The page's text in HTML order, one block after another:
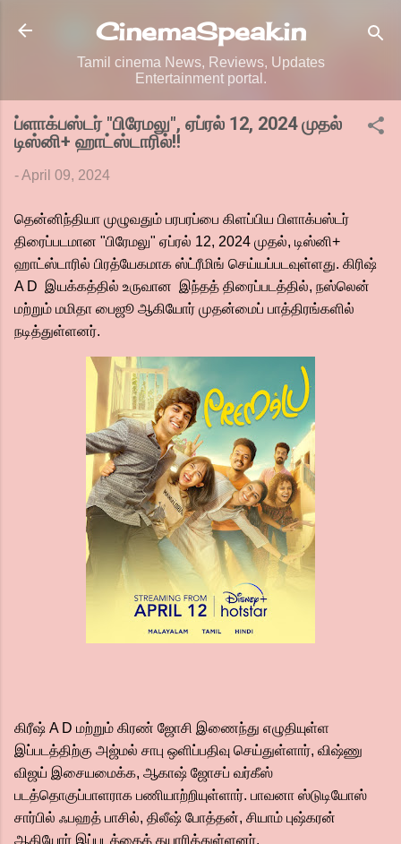
Skip to main content
CinemaSpeak.in
Tamil cinema News, Reviews, Updates
Entertainment portal.
ப்ளாக்பஸ்டர் "பிரேமலு", ஏப்ரல் 12, 2024 முதல்
டிஸ்னி+ ஹாட்ஸ்டாரில்!!
-April 09, 2024
தென்னிந்தியா முழுவதும் பரபரப்பை கிளப்பிய பிளாக்பஸ்டர்
திரைப்படமான "பிரேமலு" ஏப்ரல் 12, 2024 முதல், டிஸ்னி+
ஹாட்ஸ்டாரில் பிரத்யேகமாக ஸ்ட்ரீமிங் செய்யப்படவுள்ளது. கிரிஷ்
A D இயக்கத்தில் உருவான இந்தத் திரைப்படத்தில், நஸ்லென்
மற்றும் மமிதா பைஜூ ஆகியோர் முதன்மைப் பாத்திரங்களில்
நடித்துள்ளனர்.
கிரீஷ் A D மற்றும் கிரண் ஜோசி இணைந்து எழுதியுள்ள
இப்படத்திற்கு அஜ்மல் சாபு ஒளிப்பதிவு செய்துள்ளார், விஷ்ணு
விஜய் இசையமைக்க, ஆகாஷ் ஜோசப் வர்கீஸ்
படத்தொகுப்பாளராக பணியாற்றியுள்ளார். பாவனா ஸ்டுடியோஸ்
சார்பில் ஃபஹத் பாசில், திலீஷ் போத்தன், சியாம் புஷ்கரன்
ஆகியோர் இப்படத்தைத் தயாரித்துள்ளனர்.